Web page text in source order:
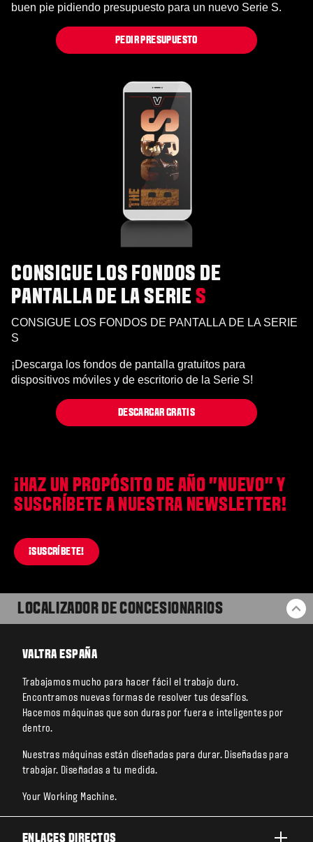
buen pie pidiendo presupuesto para un nuevo Serie S.
PEDIR PRESUPUESTO
CONSIGUE LOS FONDOS DE
PANTALLA DE LA SERIE S
CONSIGUE LOS FONDOS DE PANTALLA DE LA SERIE
S
¡Descarga los fondos de pantalla gratuitos para
dispositivos móviles y de escritorio de la Serie S!
DESCARGAR GRATIS
¡HAZ UN PROPÓSITO DE AÑO "NUEVO" Y
SUSCRÍBETE A NUESTRA NEWSLETTER!
¡SUSCRÍBETE!
LOCALIZADOR DE CONCESIONARIOS
VALTRA ESPAÑA
Trabajamos mucho para hacer fácil el trabajo duro.
Encontramos nuevas formas de resolver tus desafíos.
Hacemos máquinas que son duras por fuera e inteligentes por
dentro.
Nuestras máquinas están diseñadas para durar. Diseñadas para
trabajar. Diseñadas a tu medida.
Your Working Machine.
ENLACES DIRECTOS